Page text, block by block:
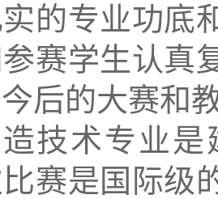
的专业功底
赛学生认真
后的大赛和
技术专业
赛是国际级